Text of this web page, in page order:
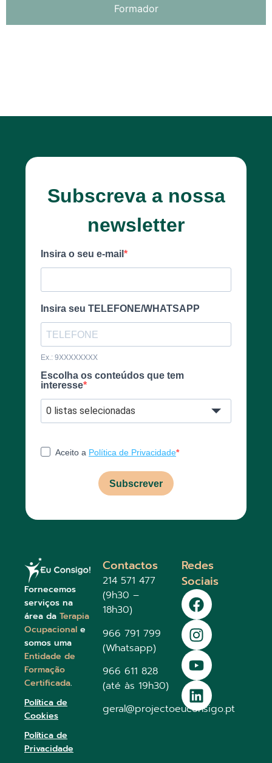
Formador
Subscreva a nossa
newsletter
Insira o seu e-mail
Insira seu TELEFONE/WHATSAPP
Ex.: 9XXXXXXXX
Escolha os conteúdos que tem
interesse
0 listas selecionadas
Aceito a Política de Privacidade
Subscrever
Fornecemos
serviços na
área da Terapia
Ocupacional e
somos uma
Entidade de
Formação
Certificada.
Política de
Cookies
Política de
Privacidade
Contactos
214 571 477
(9h30 –
18h30)
966 791 799
(Whatsapp)
966 611 828
(até às 19h30)
geral@projectoeuconsigo.pt
Redes
Sociais